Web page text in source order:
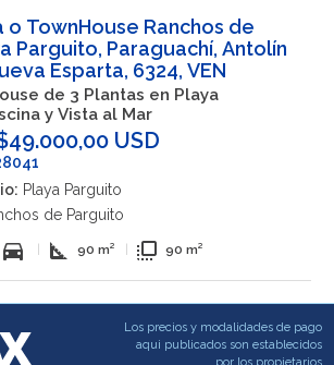
o TownHouse Ranchos de
Parguito, Paraguachí, Antolín
Esparta, 6324, VEN
de 3 Plantas en Playa
y Vista al Mar
USD
Playa Parguito
de Parguito
directions_car square_foot 90 m² flip_to_front 90 m²
Los precios y modalidades de pago
aqui publicados son establecidos